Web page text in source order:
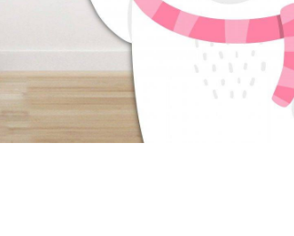
標了！